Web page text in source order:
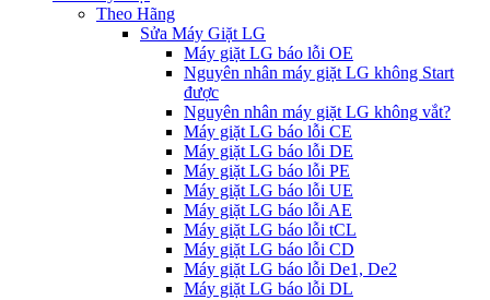
Theo Hãng
Sửa Máy Giặt LG
Máy giặt LG báo lỗi OE
Nguyên nhân máy giặt LG không Start
được
Nguyên nhân máy giặt LG không vắt?
Máy giặt LG báo lỗi CE
Máy giặt LG báo lỗi DE
Máy giặt LG báo lỗi PE
Máy giặt LG báo lỗi UE
Máy giặt LG báo lỗi AE
Máy giặt LG báo lỗi tCL
Máy giặt LG báo lỗi CD
Máy giặt LG báo lỗi De1, De2
Máy giặt LG báo lỗi DL